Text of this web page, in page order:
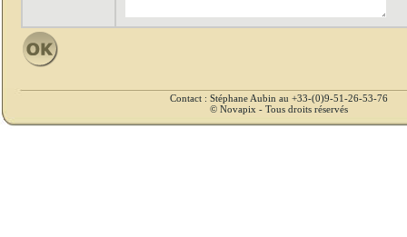
Contact : Stéphane Aubin au +33-(0)9-51-26-53-76
© Novapix - Tous droits réservés